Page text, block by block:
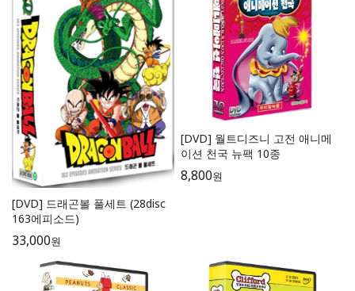
[DVD] 드래곤볼 풀세트 (28disc
163에피소드)
33,000원
[DVD] 월트디즈니 고전 애니메
이션 천국 뉴팩 10종
8,800원